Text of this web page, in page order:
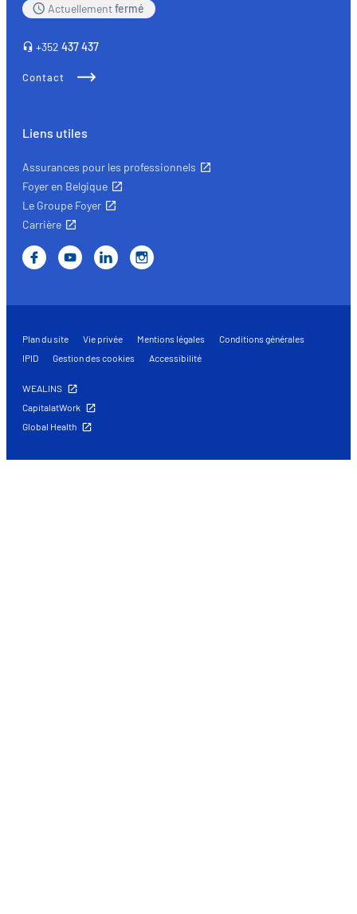
Actuellementfermé
+352 437 437
Contact
Liens utiles
Assurances pour les professionnels
Foyer en Belgique
Le Groupe Foyer
Carrière
Plan du site Vie privée Mentions légales
Conditions générales
IPID
Gestion des cookies Accessibilité
WEALINS
CapitalatWork
Global Health